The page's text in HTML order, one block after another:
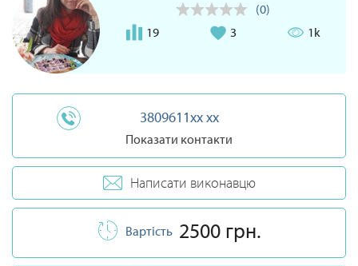
(0)
19
3 1k
3809611xx xx
Показати контакти
Написати виконавцю
Вартість 2500 грн.